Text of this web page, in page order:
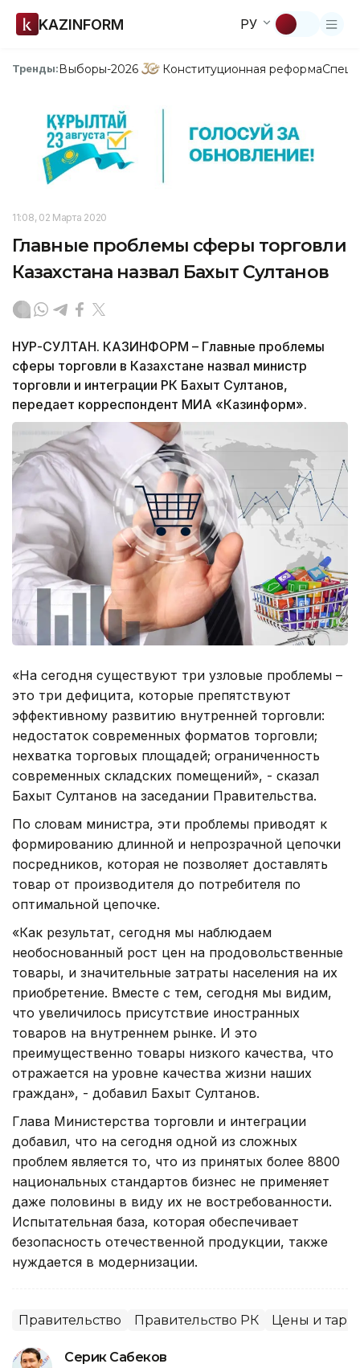
KAZINFORM РУ
Тренды:Выборы-2026 Конституционная реформа
11:08, 02 Марта 2020
Главные проблемы сферы торговли
Казахстана назвал Бахыт Султанов
НУР-СУЛТАН. КАЗИНФОРМ – Главные проблемы
сферы торговли в Казахстане назвал министр
торговли и интеграции РК Бахыт Султанов,
передает корреспондент МИА «Казинформ».
«На сегодня существуют три узловые проблемы –
это три дефицита, которые препятствуют
эффективному развитию внутренней торговли:
недостаток современных форматов торговли;
нехватка торговых площадей; ограниченность
современных складских помещений», - сказал
Бахыт Султанов на заседании Правительства.
По словам министра, эти проблемы приводят к
формированию длинной и непрозрачной цепочки
посредников, которая не позволяет доставлять
товар от производителя до потребителя по
оптимальной цепочке.
«Как результат, сегодня мы наблюдаем
необоснованный рост цен на продовольственные
товары, и значительные затраты населения на их
приобретение. Вместе с тем, сегодня мы видим,
что увеличилось присутствие иностранных
товаров на внутреннем рынке. И это
преимущественно товары низкого качества, что
отражается на уровне качества жизни наших
граждан», - добавил Бахыт Султанов.
Глава Министерства торговли и интеграции
добавил, что на сегодня одной из сложных
проблем является то, что из принятых более 8800
национальных стандартов бизнес не применяет
даже половины в виду их не востребованности.
Испытательная база, которая обеспечивает
безопасность отечественной продукции, также
нуждается в модернизации.
Правительство Правительство РК Цены и
Серик Сабеков